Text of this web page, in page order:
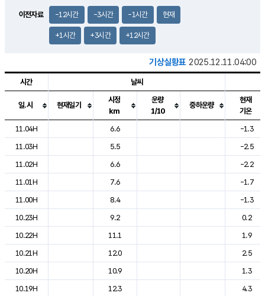
이전자료 -12시간 -3시간 -1시간 현재
+1시간 +3시간 +12시간
기상실황표 2025.12.11.04:00
도시별 기상실황표로 지점, 날씨, 기온, 강수, 바람, 기압등을 안내한 표입
시간 날씨
일.시 현재일기
시정
km
운량
1/10
중하운량
현재
기온
11.04H
6.6
-1.3
11.03H
5.5
-2.5
11.02H
6.6
-2.2
11.01H
7.6
-1.7
11.00H
8.4
-1.3
10.23H
9.2
0.2
10.22H
11.1
1.9
10.21H
12.0
2.5
10.20H
10.9
1.3
10.19H
12.3
4.3